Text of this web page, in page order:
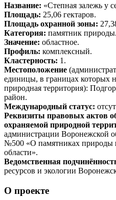
Название: «Степная залежь у
Площадь: 25,06 гектаров.
Площадь охранной зоны:
Категория: памятник природы.
Значение: областное.
Профиль: комплексный.
Кластерность: 1.
Местоположение
единицы, в границах которых
природная территория):
район.
Международный статус:
Реквизиты правовых актов
охраняемой природной
администрации Воронежской
№500 «О памятниках природы
области».
Ведомственная
ресурсов и экологии
О проекте